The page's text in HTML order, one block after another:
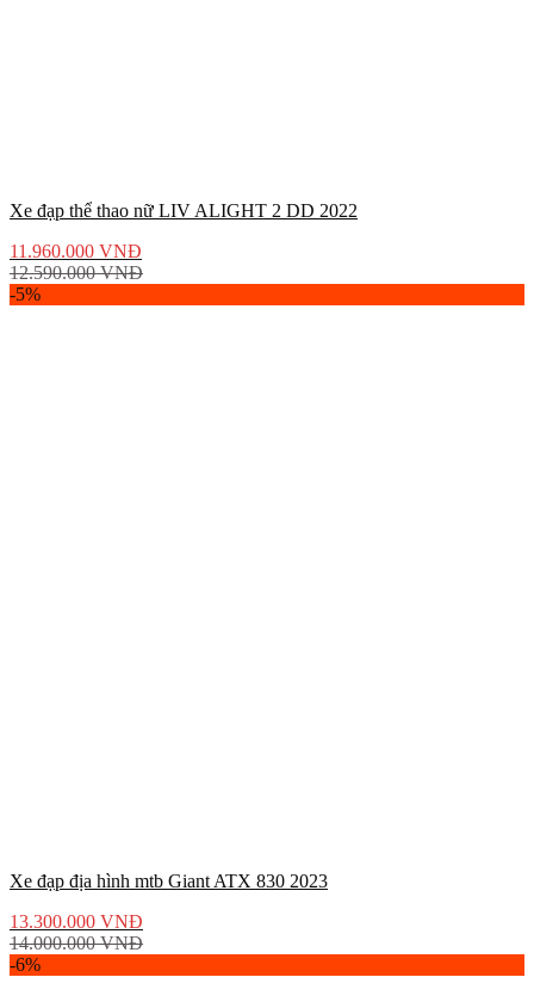
Xe đạp thể thao nữ LIV ALIGHT 2 DD 2022
11.960.000 VNĐ
12.590.000VNĐ
-5%
Xe đạp địa hình mtb Giant ATX 830 2023
13.300.000 VNĐ
14.000.000VNĐ
-6%